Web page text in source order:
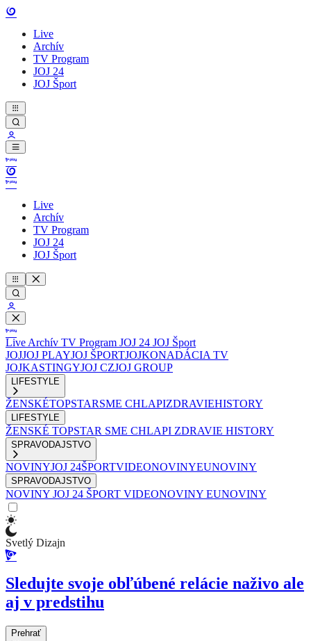
Live
Archív
TV Program
JOJ 24
JOJ Šport
Live
Archív
TV Program
JOJ 24
JOJ Šport
Live Archív TV Program JOJ 24 JOJ Šport
JOJJOJ PLAYJOJ ŠPORTJOJKONADÁCIA TV
JOJKASTINGYJOJ CZJOJ GROUP
LIFESTYLE
ŽENSKÉTOPSTARSME CHLAPIZDRAVIEHISTORY
LIFESTYLE
ŽENSKÉ TOPSTAR SME CHLAPI ZDRAVIE HISTORY
SPRAVODAJSTVO
NOVINYJOJ 24ŠPORTVIDEONOVINYEUNOVINY
SPRAVODAJSTVO
NOVINY JOJ 24 ŠPORT VIDEONOVINY EUNOVINY
Svetlý Dizajn
Sledujte svoje obľúbené relácie naživo ale
aj v predstihu
Prehrať